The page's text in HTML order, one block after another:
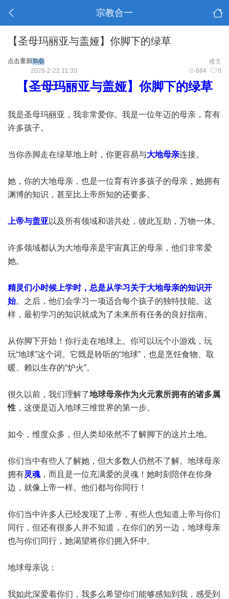
宗教合一
【圣母玛丽亚与盖娅】你脚下的绿草
点击重新加载 楼主
明曲
684 0
2026-2-22 11:30
【圣母玛丽亚与盖娅】你脚下的绿草
我是圣母玛丽亚，我非常爱你。我是一位年迈的母亲，育有
许多孩子。
当你赤脚走在绿草地上时，你更容易与大地母亲连接。
她，你的大地母亲，也是一位育有许多孩子的母亲，她拥有
渊博的知识，甚至比上帝所知的还要多。
上帝与盖亚 以及所有领域和谐共处，彼此互助，万物一体。
许多领域都认为大地母亲是宇宙真正的母亲，他们非常爱
她。
精灵们小时候上学时，总是从学习关于大地母亲的知识开
始。之后，他们会学习一项适合每个孩子的独特技能。这
样，最初学习的知识就成为了未来所有任务的良好指南。
从你脚下开始！你行走在地球上。你可以玩个小游戏，玩
玩“地球”这个词。它既是聆听的“地球”，也是烹饪食物、取
暖、赖以生存的“炉火”。
很久以前，我们理解了地球母亲作为火元素所拥有的诸多属
性 ，这便是迈入地球三维世界的第一步。
如今，维度众多，但人类却依然不了解脚下的这片土地。
你们当中有些人了解她，但大多数人仍然不了解。地球母亲
拥有灵魂，而且是一位充满爱的灵魂！她时刻陪伴在你身
边，就像上帝一样。他们都与你同行！
你们当中许多人已经发现了上帝，有些人也知道上帝与你们
同行，但还有很多人并不知道，在你们的另一边，地球母亲
也与你们同行，她渴望将你们拥入怀中。
地球母亲说：
我如此深爱着你们，我多么希望你们能够感知到我，感受到